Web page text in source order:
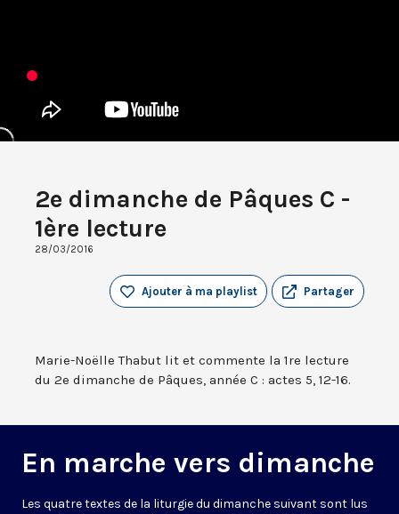
2e dimanche de Pâques C -
1ère lecture
28/03/2016
Partager
Ajouter à ma playlist
Marie-Noëlle Thabut lit et commente la 1re lecture
du 2e dimanche de Pâques, année C : actes 5, 12-16.
En marche vers dimanche
Les quatre textes de la liturgie du dimanche suivant sont lus